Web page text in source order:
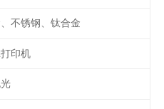
不锈钢、钛合金
印机